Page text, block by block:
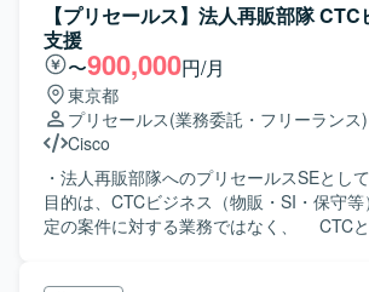
【プリセールス】法人再販部隊
支援
〜900,000円/月
東京都
プリセールス(業務委託・フリーランス)
Cisco
・法人再販部隊へのプリセールスSEとし
目的は、CTCビジネス（物販・SI・保守
定の案件に対する業務ではなく、 CTC